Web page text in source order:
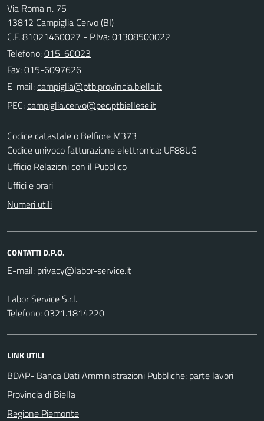
Via Roma n. 75
13812 Campiglia Cervo (BI)
C.F. 81021460027 - P.Iva: 01308500022
Telefono:015-60023
Fax: 015-6097626
E-mail:
PEC:
Codice catastale o Belfiore M373
Codice univoco fatturazione elettronica: UF88UG
Ufficio Relazioni con il Pubblico
Uffici e orari
Numeri utili
CONTATTI D.P.O.
E-mail:
Labor Service S.r.l.
Telefono: 0321.1814220
LINK UTILI
BDAP- Banca Dati Amministrazioni Pubbliche: parte lavori
Provincia di Biella
Regione Piemonte